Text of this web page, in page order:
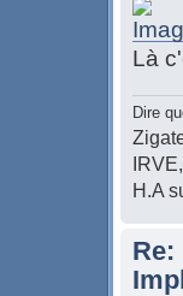
Là
Dire
H.A
Re: